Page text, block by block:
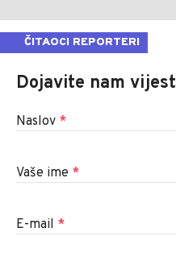
ČITAOCI REPORTERI
Dojavite nam vijest
Naslov *
Vaše ime *
E-mail *